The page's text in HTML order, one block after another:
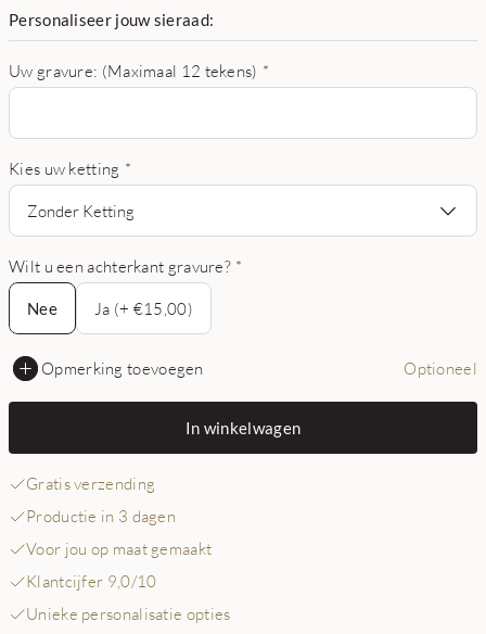
Personaliseer jouw sieraad:
Uw gravure: (Maximaal 12 tekens) *
Kies uw ketting *
Zonder Ketting
Wilt u een achterkant gravure? *
Nee
Nee
Ja (+ €15,00)
Opmerking toevoegen Optioneel
In winkelwagen
Gratis verzending
Productie in 3 dagen
Voor jou op maat gemaakt
Klantcijfer 9,0/10
Unieke personalisatie opties